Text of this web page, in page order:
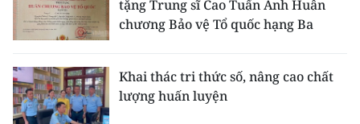
tặng Trung sĩ Cao Tuấn Anh Huân
chương Bảo vệ Tổ quốc hạng Ba
Khai thác tri thức số, nâng cao chất
lượng huấn luyện